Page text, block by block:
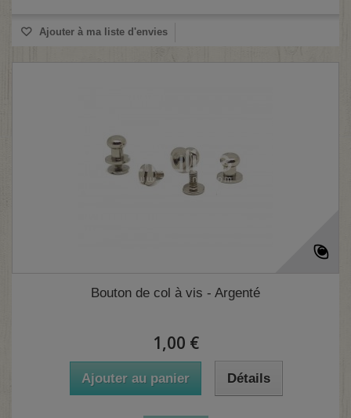
Ajouter à ma liste d'envies
Bouton de col à vis - Argenté
1,00 €
Ajouter au panier Détails